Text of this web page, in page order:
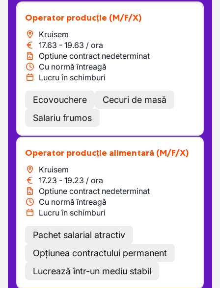
Operator producție (M/F/X)
Kruisem
17.63 - 19.63 / ora
Optiune contract nedeterminat
Cu normă întreagă
Lucru în schimburi
Ecovouchere
Cecuri de masă
Salariu frumos
Operator producție alimentară (M/F/X)
Kruisem
17.23 - 19.23 / ora
Optiune contract nedeterminat
Cu normă întreagă
Lucru în schimburi
Pachet salarial atractiv
Opțiunea contractului permanent
Lucrează într-un mediu stabil